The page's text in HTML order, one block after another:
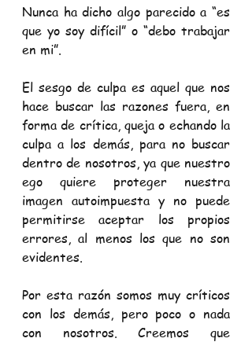
Nunca ha dicho algo parecido a “es
que yo soy difícil” o “debo trabajar
en mi”.
El sesgo de culpa es aquel que nos
hace buscar las razones fuera, en
forma de crítica, queja o echando la
culpa a los demás, para no buscar
dentro de nosotros, ya que nuestro
ego quiere proteger nuestra
imagen autoimpuesta y no puede
permitirse aceptar los propios
errores, al menos los que no son
evidentes.
Por esta razón somos muy críticos
con los demás, pero poco o nada
con nosotros. Creemos que